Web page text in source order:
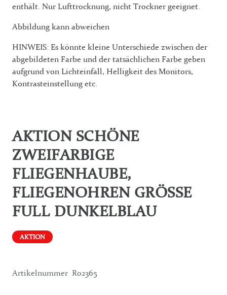
enthält. Nur Lufttrocknung, nicht Trockner geeignet.
Abbildung kann abweichen
HINWEIS: Es könnte kleine Unterschiede zwischen der
abgebildeten Farbe und der tatsächlichen Farbe geben
aufgrund von Lichteinfall, Helligkeit des Monitors,
Kontrasteinstellung etc.
AKTION SCHÖNE
ZWEIFARBIGE
FLIEGENHAUBE,
FLIEGENOHREN GRÖSSE F
ULL DUNKELBLAU
AKTION
Artikelnummer R02365